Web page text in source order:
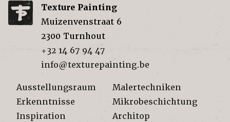
Texture Painting
Muizenvenstraat 6
2300 Turnhout
+32 14 67 94 47
info@texturepainting.be
Ausstellungsraum
Erkenntnisse
Inspiration
Malertechniken
Mikrobeschichtung
Architop